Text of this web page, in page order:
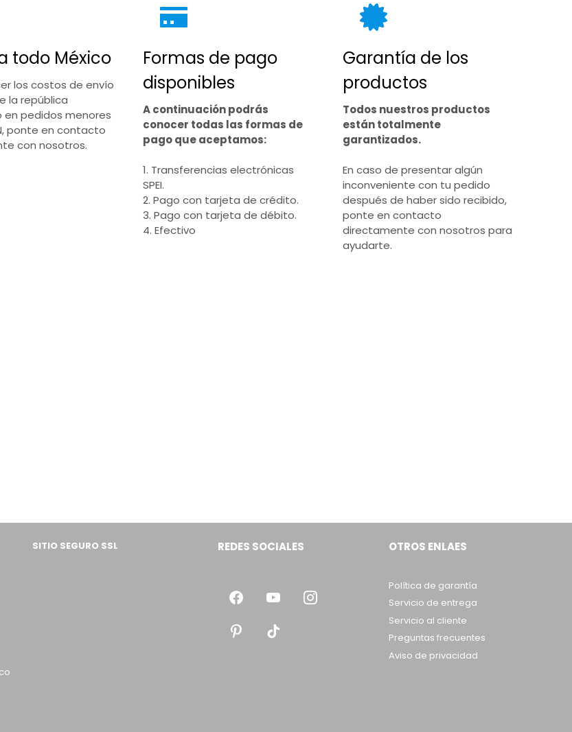
todo México
los costos de envío
la república
en pedidos menores
ponte en contacto
con nosotros.
Formas de pago
disponibles
A continuación podrás
conocer todas las formas de
pago que aceptamos:
1. Transferencias electrónicas
SPEI.
2. Pago con tarjeta de crédito.
3. Pago con tarjeta de débito.
4. Efectivo
Garantía de los
productos
Todos nuestros productos
están totalmente
garantizados.
En caso de presentar algún
inconveniente con tu pedido
después de haber sido recibido,
ponte en contacto
directamente con nosotros para
ayudarte.
SITIO SEGURO SSL REDES SOCIALES OTROS ENLAES
Política de garantía
Servicio de entrega
Servicio al cliente
Preguntas frecuentes
Aviso de privacidad